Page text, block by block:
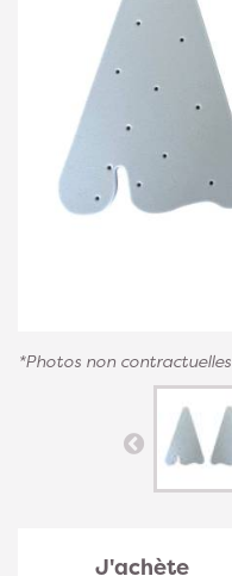
*Photos non contractuelles
J'achète